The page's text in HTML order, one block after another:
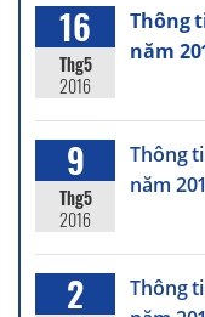
16
Thg5
2016
Thông
năm
9
Thg5
2016
Thông
năm
2
Thông